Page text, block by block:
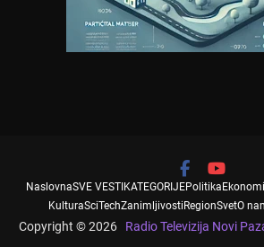
NaslovnaSVE VESTI KATEGORIJEPolitika
KulturaSciTechZanimljivosti RegionSvetO
Copyright © 2026 Radio Televizija Novi